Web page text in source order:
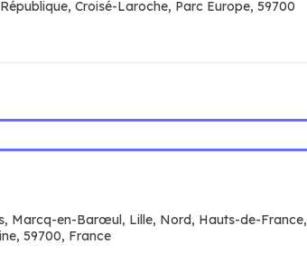
Croisé-Laroche, Parc Europe, 59700
Marcq-en-Barœul, Lille, Nord, Hauts-de-France,
59700, France